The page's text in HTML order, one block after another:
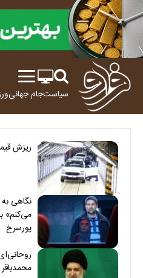
سیاستجام جهانی
ریزش
نگاهی
می‌کنم»
پورسرخ